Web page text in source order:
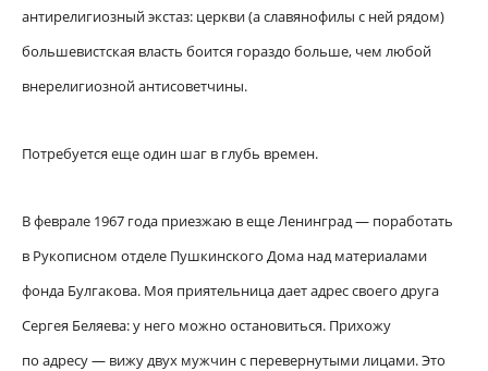
антирелигиозный экстаз: церкви (а славянофилы с ней рядом)
большевистская власть боится гораздо больше, чем любой
внерелигиозной антисоветчины.
Потребуется еще один шаг в глубь времен.
В феврале 1967 года приезжаю в еще Ленинград — поработать
в Рукописном отделе Пушкинского Дома над материалами
фонда Булгакова. Моя приятельница дает адрес своего друга
Сергея Беляева: у него можно остановиться. Прихожу
по адресу — вижу двух мужчин с перевернутыми лицами. Это